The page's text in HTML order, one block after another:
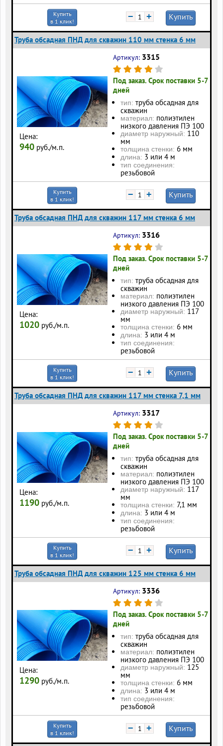
Купить
в 1 клик!
− + Купить
Труба обсадная ПНД для скважин 110 мм стенка 6 мм
Цена:
940 руб./м.п.
Артикул: 3315
Под заказ. Срок поставки 5-7
дней
тип: труба обсадная для
скважин
материал: полиэтилен
низкого давления ПЭ 100
диаметр наружный: 110
мм
толщина стенки: 6 мм
длина: 3 или 4 м
тип соединения:
резьбовой
Купить
в 1 клик!
− + Купить
Труба обсадная ПНД для скважин 117 мм стенка 6 мм
Цена:
1020 руб./м.п.
Артикул: 3316
Под заказ. Срок поставки 5-7
дней
тип: труба обсадная для
скважин
материал: полиэтилен
низкого давления ПЭ 100
диаметр наружный: 117
мм
толщина стенки: 6 мм
длина: 3 или 4 м
тип соединения:
резьбовой
Купить
в 1 клик!
− + Купить
Труба обсадная ПНД для скважин 117 мм стенка 7,1 мм
Цена:
1190 руб./м.п.
Артикул: 3317
Под заказ. Срок поставки 5-7
дней
тип: труба обсадная для
скважин
материал: полиэтилен
низкого давления ПЭ 100
диаметр наружный: 117
мм
толщина стенки: 7,1 мм
длина: 3 или 4 м
тип соединения:
резьбовой
Купить
в 1 клик!
− + Купить
Труба обсадная ПНД для скважин 125 мм стенка 6 мм
Цена:
1290 руб./м.п.
Артикул: 3336
Под заказ. Срок поставки 5-7
дней
тип: труба обсадная для
скважин
материал: полиэтилен
низкого давления ПЭ 100
диаметр наружный: 125
мм
толщина стенки: 6 мм
длина: 3 или 4 м
тип соединения:
резьбовой
Купить
в 1 клик!
− + Купить